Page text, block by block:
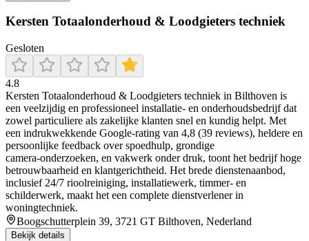
Kersten Totaalonderhoud & Loodgieters techniek
Gesloten
4.8
Kersten Totaalonderhoud & Loodgieters techniek in Bilthoven is
een veelzijdig en professioneel installatie- en onderhoudsbedrijf dat
zowel particuliere als zakelijke klanten snel en kundig helpt. Met
een indrukwekkende Google-rating van 4,8 (39 reviews), heldere en
persoonlijke feedback over spoedhulp, grondige
camera‑onderzoeken, en vakwerk onder druk, toont het bedrijf hoge
betrouwbaarheid en klantgerichtheid. Het brede dienstenaanbod,
inclusief 24/7 rioolreiniging, installatiewerk, timmer- en
schilderwerk, maakt het een complete dienstverlener in
woningtechniek.
Boogschutterplein 39, 3721 GT Bilthoven, Nederland
Bekijk details